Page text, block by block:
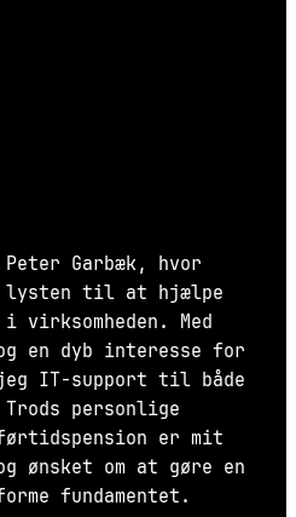
Garbæk, hvor
lysten til at hjælpe
virksomheden. Med
en dyb interesse for
IT-support til både
personlige
er mit
ønsket om at gøre en
fundamentet.